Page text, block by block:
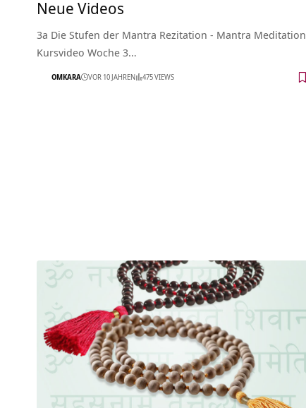
Neue Videos
3a Die Stufen der Mantra Rezitation - Mantra Meditation
Kursvideo Woche 3…
OMKARA VOR 10 JAHREN 475 VIEWS